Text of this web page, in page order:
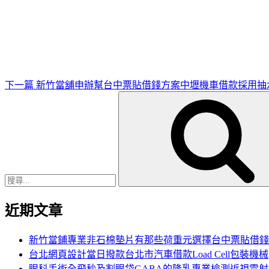
下一篇 新竹當舖申辦幫台中票貼借錢方案中壢機車借款採用抽
近期文章
新竹當鋪專業非石棉墊片有那些荷重元選擇台中票貼借錢
台北網頁設計當日撥款台北市汽車借款Load Cell包裝機械